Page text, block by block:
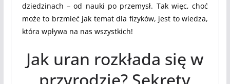
dziedzinach – od nauki po przemysł. Tak więc, choć
może to brzmieć jak temat dla fizyków, jest to wiedza,
która wpływa na nas wszystkich!
Jak uran rozkłada się w
przyrodzie? Sekrety